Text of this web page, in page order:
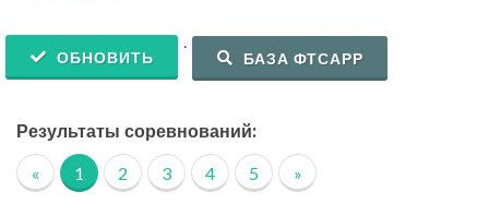
ОБНОВИТЬ
.
БАЗА ФТСАРР
Результаты соревнований:
« 1 2 3 4 5 »